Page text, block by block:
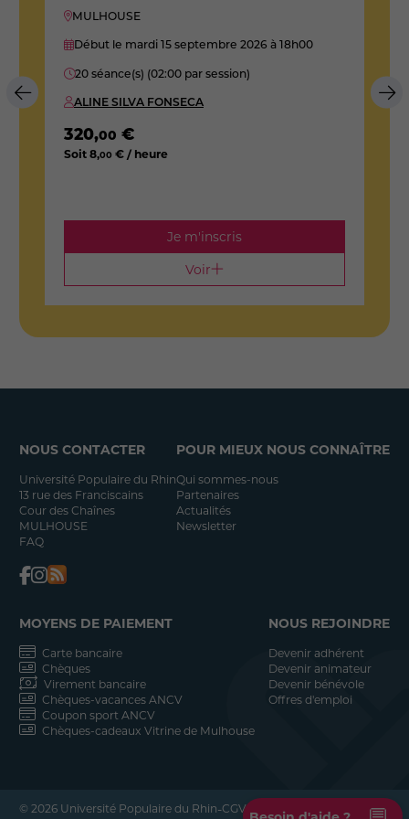
MULHOUSE
Début le mardi 15 septembre 2026 à 18h00
20 séance(s) (02:00 par session)
ALINE SILVA FONSECA
320,00 €
Soit8,00 € / heure
Je m'inscris
Voir
NOUS CONTACTER
Université Populaire du Rhin
13 rue des Franciscains
Cour des Chaînes
MULHOUSE
FAQ
POUR MIEUX NOUS CONNAÎTRE
Qui sommes-nous
Partenaires
Actualités
Newsletter
MOYENS DE PAIEMENT
Carte bancaire
Chèques
Virement bancaire
Chèques-vacances ANCV
Coupon sport ANCV
Chèques-cadeaux Vitrine de Mulhouse
NOUS REJOINDRE
Devenir adhérent
Devenir animateur
Devenir bénévole
Offres d'emploi
© 2026 Université Populaire du Rhin-CGV-